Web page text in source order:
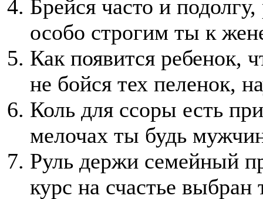
Брейся часто и
особо строгим ты к
Как появится ребенок,
не бойся тех пеленок,
Коль для ссоры есть
мелочах ты будь
Руль держи семейный
курс на счастье